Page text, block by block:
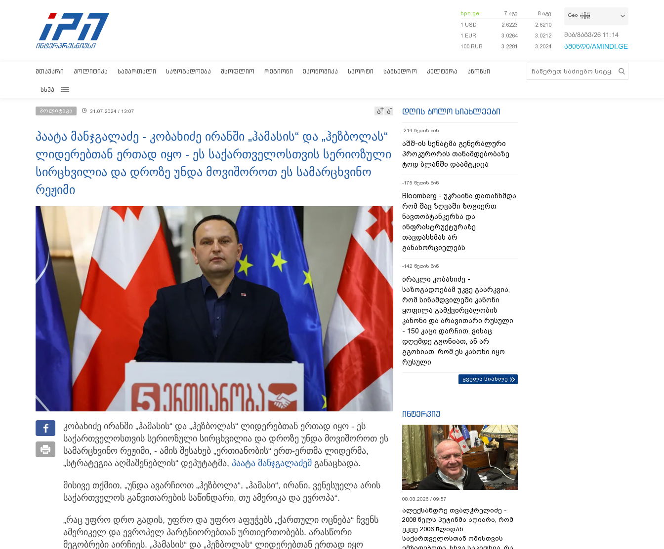
bpn.ge 7 აგვ
8 აგვ
1 USD
2.6223
2.6210
1 EUR
3.0264
3.0212
100 RUB
3.2281 3.2024
Geo
შაბ/8აგვ/26 11:14:20
ამინდი/AMINDI.GE
ᲛᲗᲐᲕᲐᲠᲘ ᲞᲝᲚᲘᲢᲘᲙᲐ ᲡᲐᲛᲐᲠᲗᲐᲚᲘ ᲡᲐᲖᲝᲒᲐᲓᲝᲔᲑᲐ ᲛᲡᲝᲤᲚᲘᲝ ᲠᲔᲒᲘᲝᲜᲘ ᲔᲙᲝᲜᲝᲛᲘᲙᲐ ᲡᲞᲝᲠᲢᲘ ᲡᲐᲛᲮᲔᲓᲠᲝ ᲙᲣᲚᲢᲣᲠᲐ ᲐᲜᲝᲜᲡᲘ
ᲡᲮᲕᲐ
პოლიტიკა 31.07.2024 / 13:07 ა ა
პაატა მანჯგალაძე - კობახიძე ირანში „ჰამასის“ და „ჰეზბოლას“
ლიდერებთან ერთად იყო - ეს საქართველოსთვის სერიოზული
სირცხვილია და დროზე უნდა მოვიშოროთ ეს სამარცხვინო
რეჟიმი
კობახიძე ირანში „ჰამასის“ და „ჰეზბოლას“ ლიდერებთან ერთად იყო - ეს
საქართველოსთვის სერიოზული სირცხვილია და დროზე უნდა მოვიშოროთ ეს
სამარცხვინო რეჟიმი, - ამის შესახებ „ერთიანობის“ ერთ-ერთმა ლიდერმა,
„სტრატეგია აღმაშენებლის“ დეპუტატმა, პაატა მანჯგალაძემ განაცხადა.
მისივე თქმით, „უნდა ავარჩიოთ „ჰეზბოლა“, „ჰამასი“, ირანი, ვენესუელა არის
საქართველოს განვითარების საწინდარი, თუ ამერიკა და ევროპა“.
„რაც უფრო დრო გადის, უფრო და უფრო აფუჭებს „ქართული ოცნება“ ჩვენს
ამერიკელ და ევროპელ პარტნიორებთან ურთიერთობებს. არასწორი
მეგობრები აირჩიეს. „ჰამასის“ და „ჰეზბოლას“ ლიდერებთან ერთად იყო
დღის ბოლო სიახლეები
-214 წუთის წინ
აშშ-ის სენატმა გენერალური
პროკურორის თანამდებობაზე
ტოდ ბლანში დაამტკიცა
-175 წუთის წინ
Bloomberg - უკრაინა დათანხმდა,
რომ შავ ზღვაში ზოგიერთ
ნავთობტანკერსა და
ინფრასტრუქტურაზე
თავდასხმას არ
განახორციელებს
-142 წუთის წინ
ირაკლი კობახიძე -
საზოგადოებამ უკვე გაარკვია,
რომ სინამდვილეში კანონი
ყოფილა გამჭვირვალობის
კანონი და არავითარი რუსული
- 150 კაცი დარჩით, ვისაც
დღემდე გგონიათ, ან არ
გგონიათ, რომ ეს კანონი იყო
რუსული
ყველა სიახლე
ინტერვიუ
08.08.2026 / 09:57
ალექსანდრე თვალჭრელიძე -
2008 წელს პუტინმა აღიარა, რომ
უკვე 2006 წლიდან
საქართველოსთან ომისთვის